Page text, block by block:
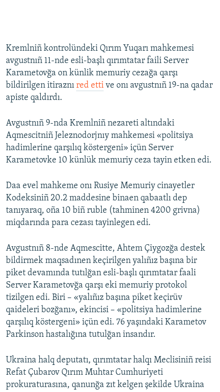
Kremlniñ kontrolündeki Qırım Yuqarı mahkemesi
avgustnıñ 11-nde esli-başlı qırımtatar faili Server
Karametovğa on künlik memuriy cezağa qarşı
bildirilgen itiraznı red etti ve onı avgustnıñ 19-na qadar
apiste qaldırdı.
Avgustnıñ 9-nda Kremlniñ nezareti altındaki
Aqmescitniñ Jeleznodorjnıy mahkemesi «politsiya
hadimlerine qarşılıq köstergeni» içün Server
Karametovke 10 künlük memuriy ceza tayin etken edi.
Daa evel mahkeme onı Rusiye Memuriy cinayetler
Kodeksiniñ 20.2 maddesine binaen qabaatlı dep
tanıyaraq, oña 10 biñ ruble (tahminen 4200 grivna)
miqdarında para cezası tayinlegen edi.
Avgustnıñ 8-nde Aqmescitte, Ahtem Çiygozğa destek
bildirmek maqsadınen keçirilgen yalıñız başına bir
piket devamında tutılğan esli-başlı qırımtatar faali
Server Karametovğa qarşı eki memuriy protokol
tizilgen edi. Biri – «yalıñız başına piket keçirüv
qaideleri bozğanı», ekincisi – «politsiya hadimlerine
qarşılıq köstergeni» içün edi. 76 yaşındaki Karametov
Parkinson hastalığına tutulğan insandır.
Ukraina halq deputatı, qırımtatar halqı Meclisiniñ reisi
Refat Çubarov Qırım Muhtar Cumhuriyeti
prokuraturasına, qanunğa zıt kelgen şekilde Ukraina